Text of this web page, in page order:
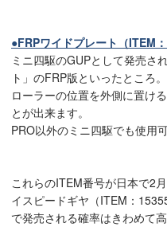
●FRPワイドプレート（ITEM：
ミニ四駆のGUPとして発売さ
ト」のFRP版といったところ。
ローラーの位置を外側に置け
とが出来ます。
PRO以外のミニ四駆でも使用可
これらのITEM番号が日本で2
イスピードギヤ（ITEM：
で発売される確率はきわめて高